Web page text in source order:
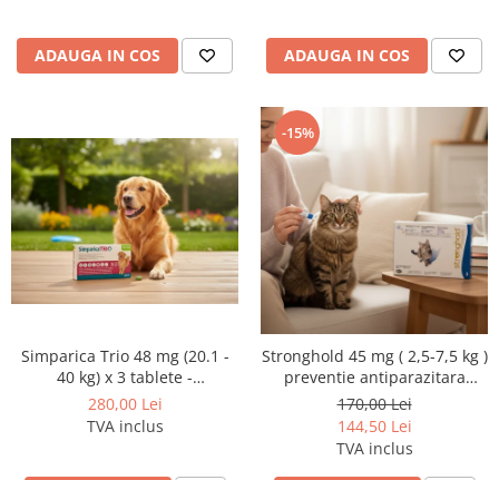
ADAUGA IN COS ADAUGA IN COS
Simparica Trio 48 mg (20.1 -
40 kg) x 3 tablete -
deparazitare externa si
interna pentru caini
280,00 Lei
TVA inclus
-15%
Stronghold 45 mg ( 2,5-7,5 kg )
preventie antiparazitara
externa si interna pentru
pisici cutie cu 3 pipete
170,00 Lei
144,50 Lei
TVA inclus